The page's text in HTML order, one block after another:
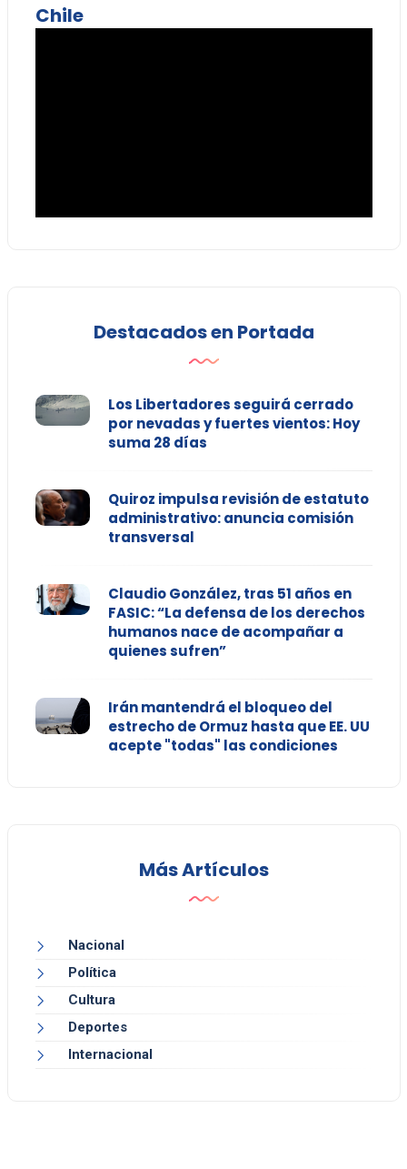
Chile
Destacados en Portada
Los Libertadores seguirá cerrado
por nevadas y fuertes vientos: Hoy
suma 28 días
Quiroz impulsa revisión de estatuto
administrativo: anuncia comisión
transversal
Claudio González, tras 51 años en
FASIC: “La defensa de los derechos
humanos nace de acompañar a
quienes sufren”
Irán mantendrá el bloqueo del
estrecho de Ormuz hasta que EE. UU
acepte "todas" las condiciones
Más Artículos
Nacional
Política
Cultura
Deportes
Internacional